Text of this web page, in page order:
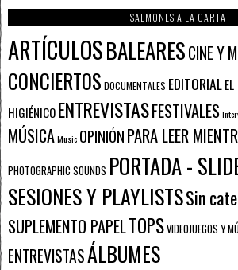
SALMONES A LA CARTA
ARTÍCULOSBALEARESCINE Y
CONCIERTOS DOCUMENTALES EDITORIAL
HIGIÉNICOENTREVISTASFESTIVALES
MÚSICAMusic OPINIÓNPARA LEER
PHOTOGRAPHIC SOUNDS PORTADA -
SESIONES Y PLAYLISTSSin
SUPLEMENTO PAPELTOPSVIDEOJUEGOS Y
ENTREVISTASÁLBUMES